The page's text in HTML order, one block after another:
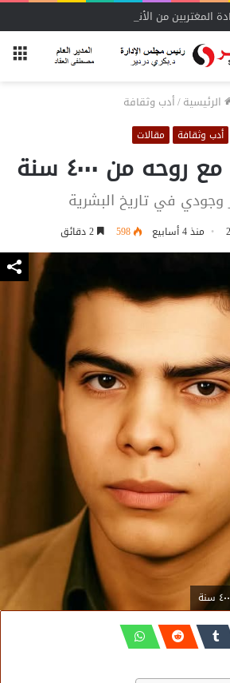
الرئيسية/أدب وثقافة
أدب وثقافة مقالات
من ٤٠٠٠ سنة
وجودي في تاريخ البشرية
منذ 4 أسابيع 598